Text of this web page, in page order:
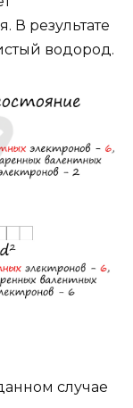
В результате
водород.
случае